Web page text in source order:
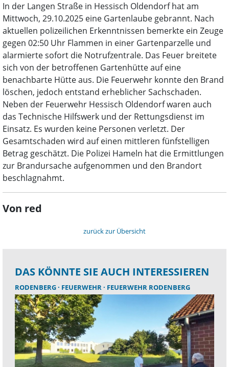
In der Langen Straße in Hessisch Oldendorf hat am
Mittwoch, 29.10.2025 eine Gartenlaube gebrannt. Nach
aktuellen polizeilichen Erkenntnissen bemerkte ein Zeuge
gegen 02:50 Uhr Flammen in einer Gartenparzelle und
alarmierte sofort die Notrufzentrale. Das Feuer breitete
sich von der betroffenen Gartenhütte auf eine
benachbarte Hütte aus. Die Feuerwehr konnte den Brand
löschen, jedoch entstand erheblicher Sachschaden.
Neben der Feuerwehr Hessisch Oldendorf waren auch
das Technische Hilfswerk und der Rettungsdienst im
Einsatz. Es wurden keine Personen verletzt. Der
Gesamtschaden wird auf einen mittleren fünfstelligen
Betrag geschätzt. Die Polizei Hameln hat die Ermittlungen
zur Brandursache aufgenommen und den Brandort
beschlagnahmt.
Von red
zurück zur Übersicht
DAS KÖNNTE SIE AUCH INTERESSIEREN
RODENBERG FEUERWEHR FEUERWEHR RODENBERG